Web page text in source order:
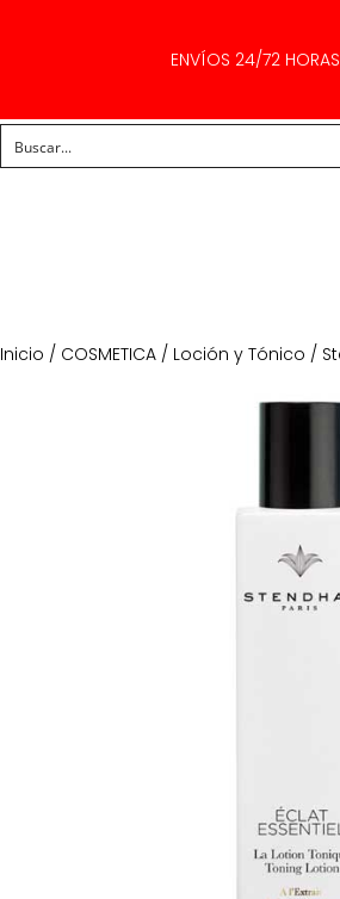
ENVÍOS 24/72
Inicio / COSMETICA / Loción y Tónico /